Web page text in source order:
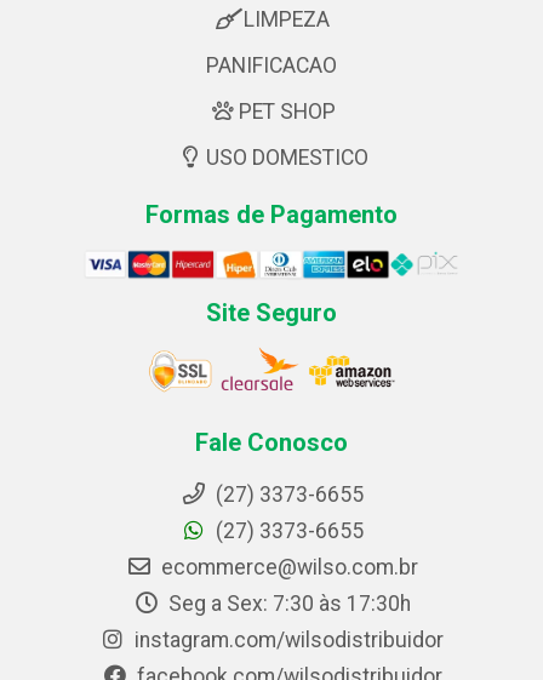
LIMPEZA
PANIFICACAO
PET SHOP
USO DOMESTICO
Formas de Pagamento
Site Seguro
Fale Conosco
(27) 3373-6655
(27) 3373-6655
ecommerce@wilso.com.br
Seg a Sex: 7:30 às 17:30h
instagram.com/wilsodistribuidor